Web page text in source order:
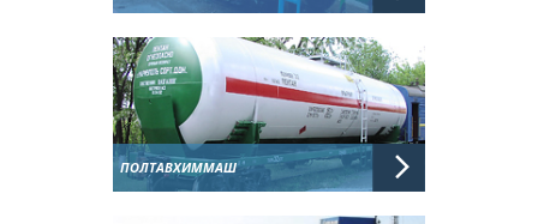
ПОЛТАВХИММАШ